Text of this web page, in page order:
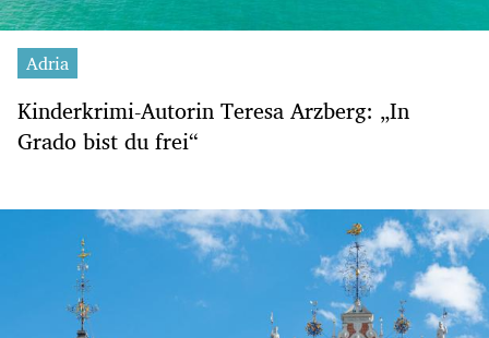
Adria
Kinderkrimi-Autorin Teresa Arzberg: „In
Grado bist du frei“